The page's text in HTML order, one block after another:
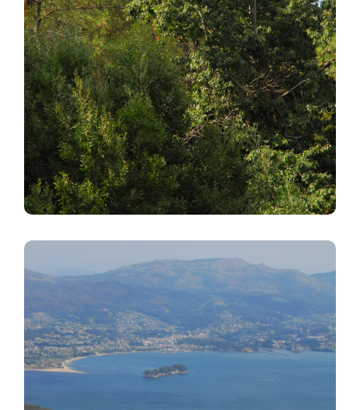
Imagen